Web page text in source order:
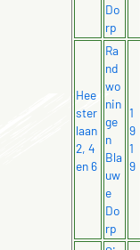
Do
rp
Hee
ster
laan
2, 4
en 6
Ra
nd
wo
nin
ge
n
Bla
uw
e
Do
rp
1
9
1
9